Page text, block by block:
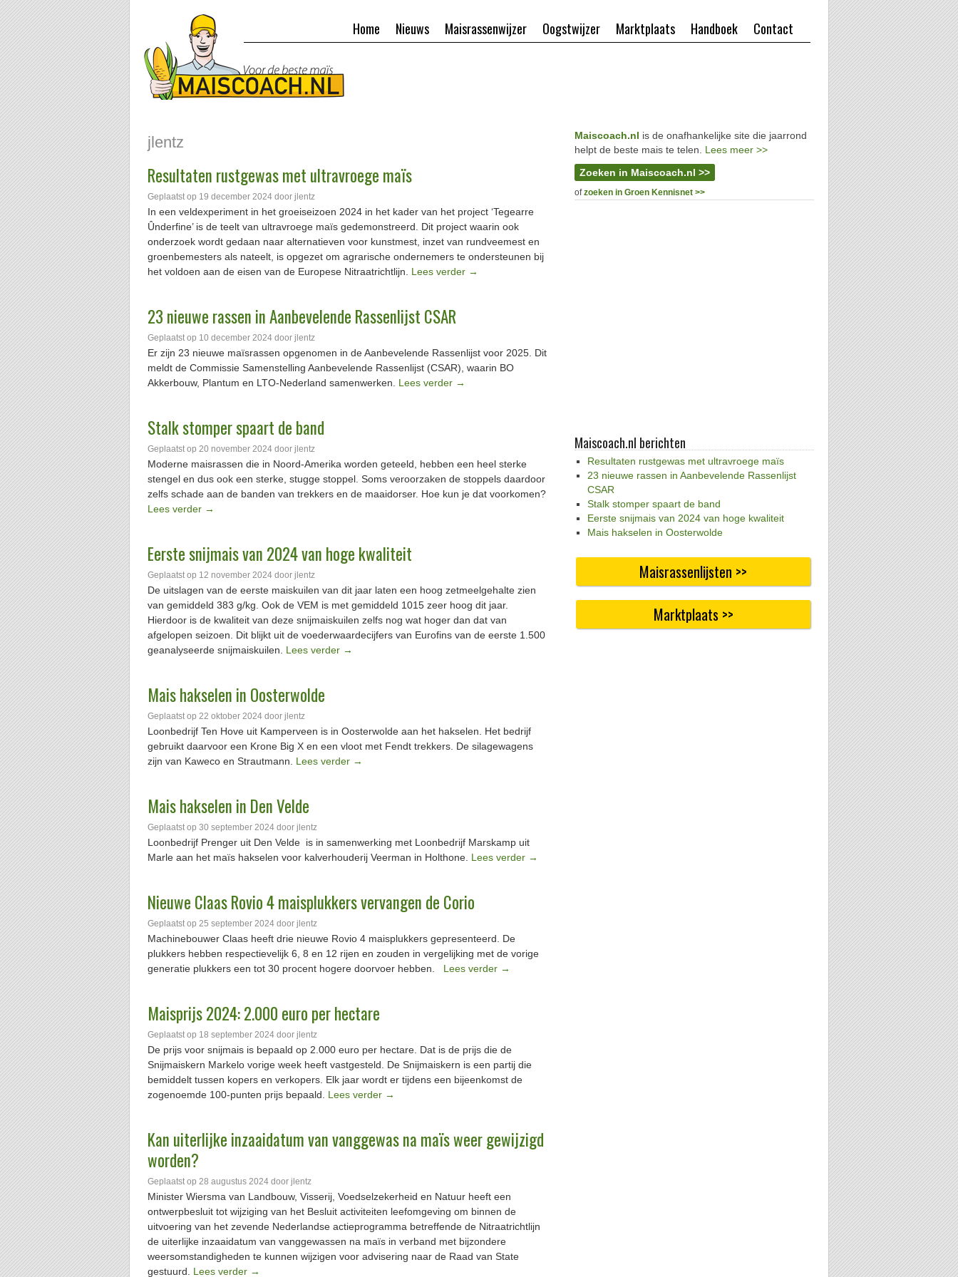
Contact
Handboek
Marktplaats
Oogstwijzer
Maisrassenwijzer
Nieuws
Home
jlentz
Resultaten rustgewas met ultravroege maïs
Geplaatst op 19 december 2024 door jlentz
In een veldexperiment in het groeiseizoen 2024 in het kader van het project ‘Tegearre
Ûnderfine’ is de teelt van ultravroege maïs gedemonstreerd. Dit project waarin ook
onderzoek wordt gedaan naar alternatieven voor kunstmest, inzet van rundveemest en
groenbemesters als nateelt, is opgezet om agrarische ondernemers te ondersteunen bij
het voldoen aan de eisen van de Europese Nitraatrichtlijn. Lees verder →
23 nieuwe rassen in Aanbevelende Rassenlijst CSAR
Geplaatst op 10 december 2024 door jlentz
Er zijn 23 nieuwe maïsrassen opgenomen in de Aanbevelende Rassenlijst voor 2025. Dit
meldt de Commissie Samenstelling Aanbevelende Rassenlijst (CSAR), waarin BO
Akkerbouw, Plantum en LTO-Nederland samenwerken. Lees verder →
Stalk stomper spaart de band
Geplaatst op 20 november 2024 door jlentz
Moderne maisrassen die in Noord-Amerika worden geteeld, hebben een heel sterke
stengel en dus ook een sterke, stugge stoppel. Soms veroorzaken de stoppels daardoor
zelfs schade aan de banden van trekkers en de maaidorser. Hoe kun je dat voorkomen?
Lees verder →
Eerste snijmais van 2024 van hoge kwaliteit
Geplaatst op 12 november 2024 door jlentz
De uitslagen van de eerste maiskuilen van dit jaar laten een hoog zetmeelgehalte zien
van gemiddeld 383 g/kg. Ook de VEM is met gemiddeld 1015 zeer hoog dit jaar.
Hierdoor is de kwaliteit van deze snijmaiskuilen zelfs nog wat hoger dan dat van
afgelopen seizoen. Dit blijkt uit de voederwaardecijfers van Eurofins van de eerste 1.500
geanalyseerde snijmaiskuilen. Lees verder →
Mais hakselen in Oosterwolde
Geplaatst op 22 oktober 2024 door jlentz
Loonbedrijf Ten Hove uit Kamperveen is in Oosterwolde aan het hakselen. Het bedrijf
gebruikt daarvoor een Krone Big X en een vloot met Fendt trekkers. De silagewagens
zijn van Kaweco en Strautmann. Lees verder →
Mais hakselen in Den Velde
Geplaatst op 30 september 2024 door jlentz
Loonbedrijf Prenger uit Den Velde is in samenwerking met Loonbedrijf Marskamp uit
Marle aan het maïs hakselen voor kalverhouderij Veerman in Holthone. Lees verder →
Nieuwe Claas Rovio 4 maisplukkers vervangen de Corio
Geplaatst op 25 september 2024 door jlentz
Machinebouwer Claas heeft drie nieuwe Rovio 4 maisplukkers gepresenteerd. De
plukkers hebben respectievelijk 6, 8 en 12 rijen en zouden in vergelijking met de vorige
generatie plukkers een tot 30 procent hogere doorvoer hebben. Lees verder →
Maisprijs 2024: 2.000 euro per hectare
Geplaatst op 18 september 2024 door jlentz
De prijs voor snijmais is bepaald op 2.000 euro per hectare. Dat is de prijs die de
Snijmaiskern Markelo vorige week heeft vastgesteld. De Snijmaiskern is een partij die
bemiddelt tussen kopers en verkopers. Elk jaar wordt er tijdens een bijeenkomst de
zogenoemde 100-punten prijs bepaald. Lees verder →
Kan uiterlijke inzaaidatum van vanggewas na maïs weer gewijzigd
worden?
Geplaatst op 28 augustus 2024 door jlentz
Minister Wiersma van Landbouw, Visserij, Voedselzekerheid en Natuur heeft een
ontwerpbesluit tot wijziging van het Besluit activiteiten leefomgeving om binnen de
uitvoering van het zevende Nederlandse actieprogramma betreffende de Nitraatrichtlijn
de uiterlijke inzaaidatum van vanggewassen na maïs in verband met bijzondere
weersomstandigheden te kunnen wijzigen voor advisering naar de Raad van State
gestuurd. Lees verder →
Maiscoach.nl is de onafhankelijke site die jaarrond
helpt de beste mais te telen. Lees meer >>
Zoeken in Maiscoach.nl >>
ofzoeken in Groen Kennisnet >>
Maiscoach.nl berichten
Resultaten rustgewas met ultravroege maïs
23 nieuwe rassen in Aanbevelende Rassenlijst
CSAR
Stalk stomper spaart de band
Eerste snijmais van 2024 van hoge kwaliteit
Mais hakselen in Oosterwolde
Maisrassenlijsten >>
Marktplaats >>